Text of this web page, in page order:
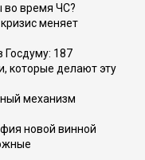
во время ЧС?
меняет
Госдуму: 187
которые делают эту
механизм
новой винной